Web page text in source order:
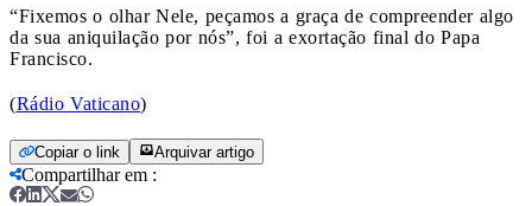
“Fixemos o olhar Nele, peçamos a graça de compreender algo
da sua aniquilação por nós”, foi a exortação final do Papa
Francisco.
(Rádio Vaticano)
Copiar o link Arquivar artigo
Compartilhar em :